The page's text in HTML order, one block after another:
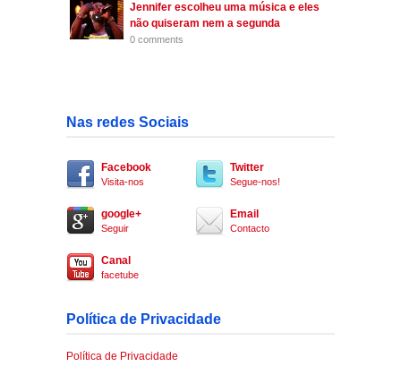
Jennifer escolheu uma música e eles
não quiseram nem a segunda
0 comments
Nas redes Sociais
Facebook
Visita-nos
Twitter
Segue-nos!
google+
Seguir
Email
Contacto
Canal
facetube
Política de Privacidade
Política de Privacidade